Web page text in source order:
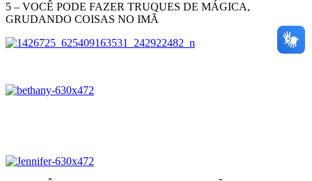
5 – VOCÊ PODE FAZER TRUQUES DE MÁGICA,
GRUDANDO COISAS NO IMÃ